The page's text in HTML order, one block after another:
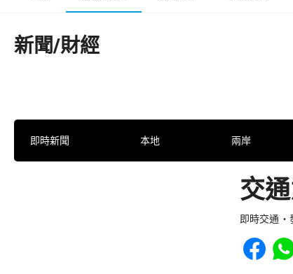
新聞/財經
即時新聞 本地 兩岸
交
即時交通
Share to